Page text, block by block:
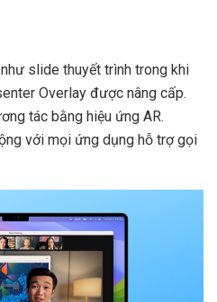
slide thuyết trình trong khi
Overlay được nâng cấp.
tác bằng hiệu ứng AR.
với mọi ứng dụng hỗ trợ gọi